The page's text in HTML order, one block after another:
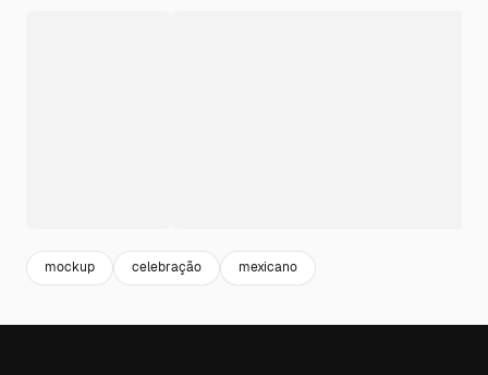
mockup celebração mexicano